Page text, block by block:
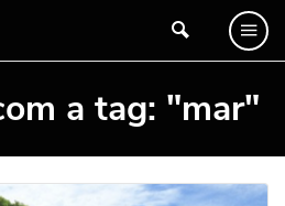
a tag: "mar"